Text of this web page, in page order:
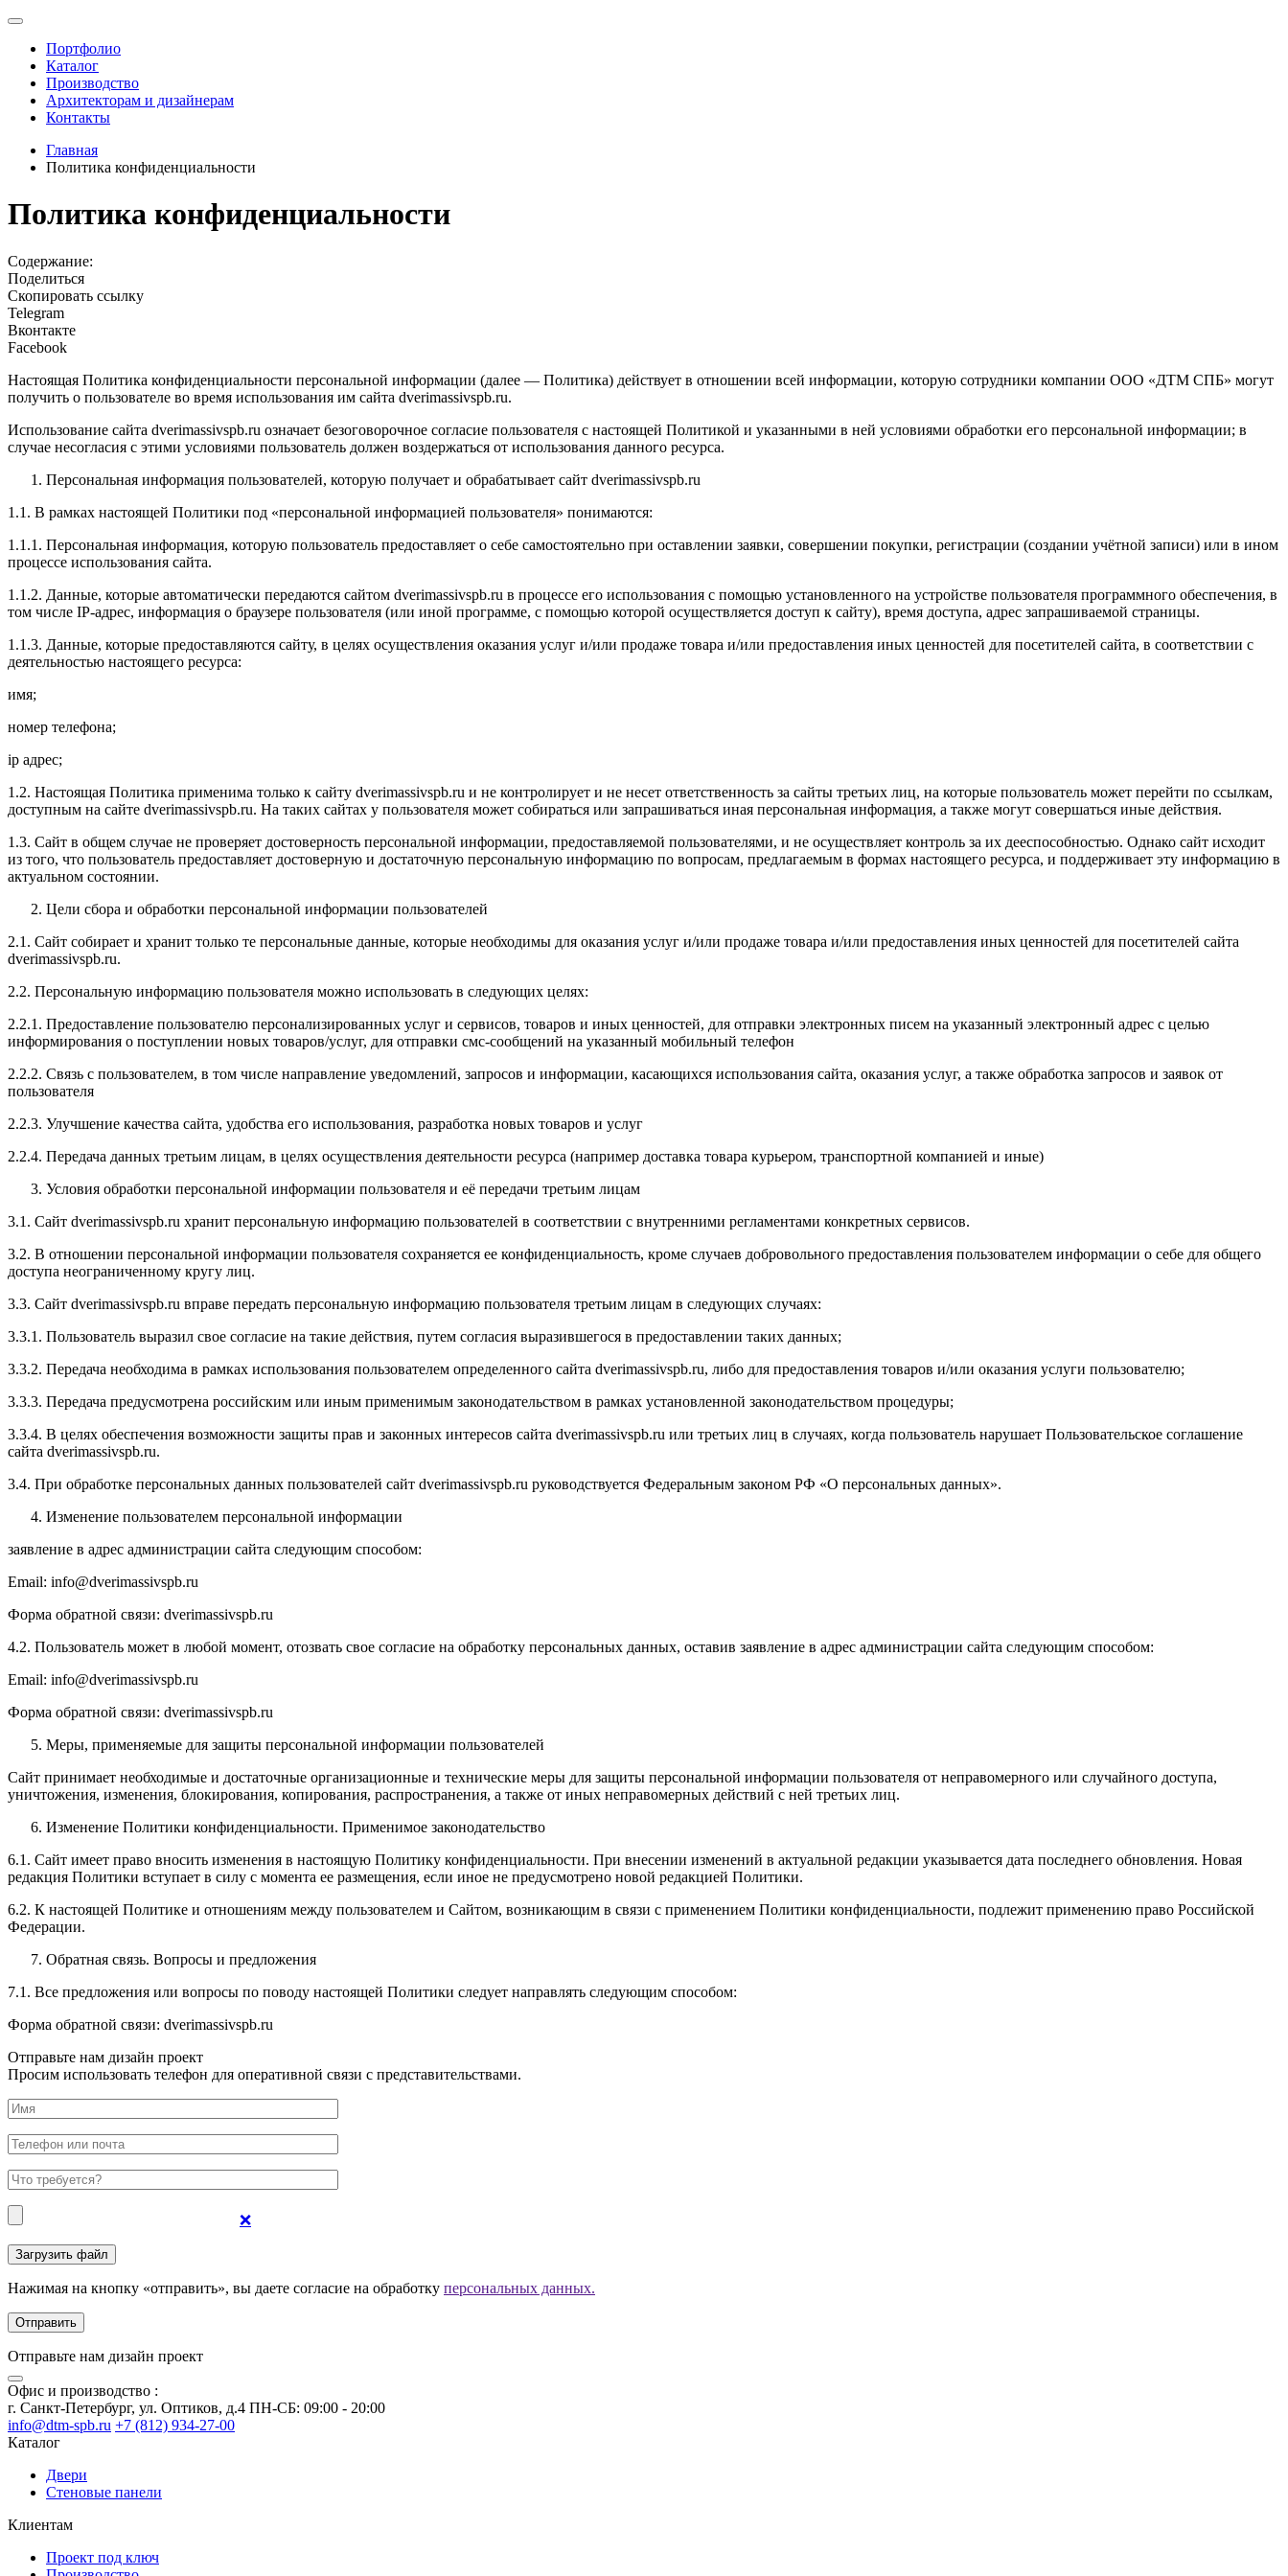
Портфолио
Каталог
Производство
Архитекторам и дизайнерам
Контакты
Главная
Политика конфиденциальности
Политика конфиденциальности
Содержание:
Поделиться
Скопировать ссылку
Telegram
Вконтакте
Facebook
Настоящая Политика конфиденциальности персональной информации (далее — Политика) действует в отношении всей информации, которую сотрудники компании ООО «ДТМ СПБ» могут
получить о пользователе во время использования им сайта dverimassivspb.ru.
Использование сайта dverimassivspb.ru означает безоговорочное согласие пользователя с настоящей Политикой и указанными в ней условиями обработки его персональной информации; в
случае несогласия с этими условиями пользователь должен воздержаться от использования данного ресурса.
Персональная информация пользователей, которую получает и обрабатывает сайт dverimassivspb.ru
1.1. В рамках настоящей Политики под «персональной информацией пользователя» понимаются:
1.1.1. Персональная информация, которую пользователь предоставляет о себе самостоятельно при оставлении заявки, совершении покупки, регистрации (создании учётной записи) или в ином
процессе использования сайта.
1.1.2. Данные, которые автоматически передаются сайтом dverimassivspb.ru в процессе его использования с помощью установленного на устройстве пользователя программного обеспечения, в
том числе IP-адрес, информация о браузере пользователя (или иной программе, с помощью которой осуществляется доступ к сайту), время доступа, адрес запрашиваемой страницы.
1.1.3. Данные, которые предоставляются сайту, в целях осуществления оказания услуг и/или продаже товара и/или предоставления иных ценностей для посетителей сайта, в соответствии с
деятельностью настоящего ресурса:
имя;
номер телефона;
ip адрес;
1.2. Настоящая Политика применима только к сайту dverimassivspb.ru и не контролирует и не несет ответственность за сайты третьих лиц, на которые пользователь может перейти по ссылкам,
доступным на сайте dverimassivspb.ru. На таких сайтах у пользователя может собираться или запрашиваться иная персональная информация, а также могут совершаться иные действия.
1.3. Сайт в общем случае не проверяет достоверность персональной информации, предоставляемой пользователями, и не осуществляет контроль за их дееспособностью. Однако сайт исходит
из того, что пользователь предоставляет достоверную и достаточную персональную информацию по вопросам, предлагаемым в формах настоящего ресурса, и поддерживает эту информацию в
актуальном состоянии.
Цели сбора и обработки персональной информации пользователей
2.1. Сайт собирает и хранит только те персональные данные, которые необходимы для оказания услуг и/или продаже товара и/или предоставления иных ценностей для посетителей сайта
dverimassivspb.ru.
2.2. Персональную информацию пользователя можно использовать в следующих целях:
2.2.1. Предоставление пользователю персонализированных услуг и сервисов, товаров и иных ценностей, для отправки электронных писем на указанный электронный адрес с целью
информирования о поступлении новых товаров/услуг, для отправки смс-сообщений на указанный мобильный телефон
2.2.2. Связь с пользователем, в том числе направление уведомлений, запросов и информации, касающихся использования сайта, оказания услуг, а также обработка запросов и заявок от
пользователя
2.2.3. Улучшение качества сайта, удобства его использования, разработка новых товаров и услуг
2.2.4. Передача данных третьим лицам, в целях осуществления деятельности ресурса (например доставка товара курьером, транспортной компанией и иные)
Условия обработки персональной информации пользователя и её передачи третьим лицам
3.1. Сайт dverimassivspb.ru хранит персональную информацию пользователей в соответствии с внутренними регламентами конкретных сервисов.
3.2. В отношении персональной информации пользователя сохраняется ее конфиденциальность, кроме случаев добровольного предоставления пользователем информации о себе для общего
доступа неограниченному кругу лиц.
3.3. Сайт dverimassivspb.ru вправе передать персональную информацию пользователя третьим лицам в следующих случаях:
3.3.1. Пользователь выразил свое согласие на такие действия, путем согласия выразившегося в предоставлении таких данных;
3.3.2. Передача необходима в рамках использования пользователем определенного сайта dverimassivspb.ru, либо для предоставления товаров и/или оказания услуги пользователю;
3.3.3. Передача предусмотрена российским или иным применимым законодательством в рамках установленной законодательством процедуры;
3.3.4. В целях обеспечения возможности защиты прав и законных интересов сайта dverimassivspb.ru или третьих лиц в случаях, когда пользователь нарушает Пользовательское соглашение
сайта dverimassivspb.ru.
3.4. При обработке персональных данных пользователей сайт dverimassivspb.ru руководствуется Федеральным законом РФ «О персональных данных».
Изменение пользователем персональной информации
заявление в адрес администрации сайта следующим способом:
Email: info@dverimassivspb.ru
Форма обратной связи: dverimassivspb.ru
4.2. Пользователь может в любой момент, отозвать свое согласие на обработку персональных данных, оставив заявление в адрес администрации сайта следующим способом:
Email: info@dverimassivspb.ru
Форма обратной связи: dverimassivspb.ru
Меры, применяемые для защиты персональной информации пользователей
Сайт принимает необходимые и достаточные организационные и технические меры для защиты персональной информации пользователя от неправомерного или случайного доступа,
уничтожения, изменения, блокирования, копирования, распространения, а также от иных неправомерных действий с ней третьих лиц.
Изменение Политики конфиденциальности. Применимое законодательство
6.1. Сайт имеет право вносить изменения в настоящую Политику конфиденциальности. При внесении изменений в актуальной редакции указывается дата последнего обновления. Новая
редакция Политики вступает в силу с момента ее размещения, если иное не предусмотрено новой редакцией Политики.
6.2. К настоящей Политике и отношениям между пользователем и Сайтом, возникающим в связи с применением Политики конфиденциальности, подлежит применению право Российской
Федерации.
Обратная связь. Вопросы и предложения
7.1. Все предложения или вопросы по поводу настоящей Политики следует направлять следующим способом:
Форма обратной связи: dverimassivspb.ru
Отправьте нам дизайн проект
Просим использовать телефон для оперативной связи с представительствами.
❌
Нажимая на кнопку «отправить», вы даете согласие на обработку персональных данных.
Отправьте нам дизайн проект
Офис и производство :
г. Санкт-Петербург, ул. Оптиков, д.4 ПН-СБ: 09:00 - 20:00
info@dtm-spb.ru +7 (812) 934-27-00
Каталог
Двери
Стеновые панели
Клиентам
Проект под ключ